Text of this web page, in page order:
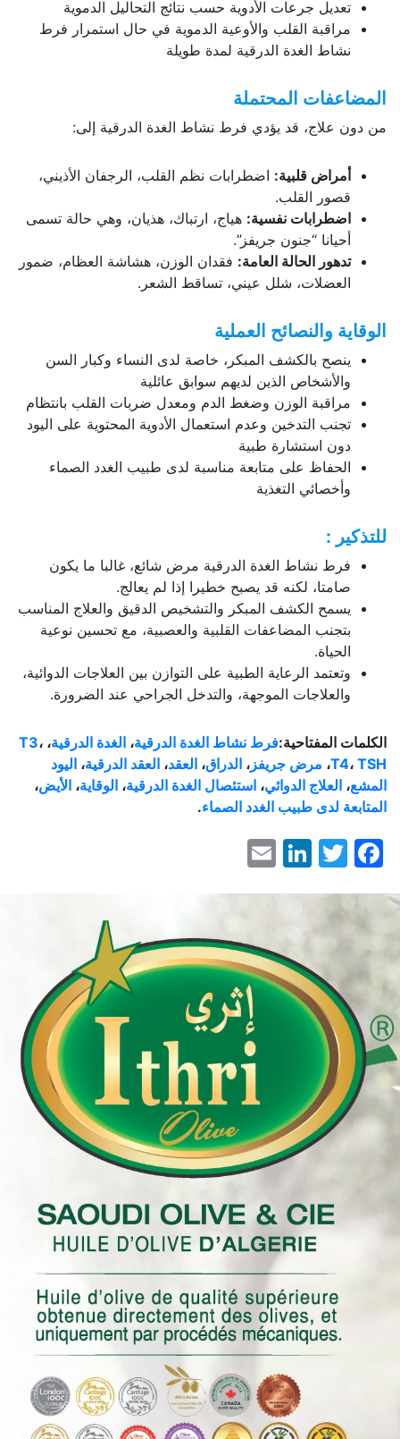
تعديل جرعات الأدوية حسب نتائج التحاليل الدموية
مراقبة القلب والأوعية الدموية في حال استمرار فرط
نشاط الغدة الدرقية لمدة طويلة
المضاعفات المحتملة
من دون علاج، قد يؤدي فرط نشاط الغدة الدرقية إلى:
أمراض قلبية: اضطرابات نظم القلب، الرجفان الأذيني،
قصور القلب.
اضطرابات نفسية: هياج، ارتباك، هذيان، وهي حالة تسمى
أحيانا “جنون جريفز”.
تدهور الحالة العامة: فقدان الوزن، هشاشة العظام، ضمور
العضلات، شلل عيني، تساقط الشعر.
الوقاية والنصائح العملية
ينصح بالكشف المبكر، خاصة لدى النساء وكبار السن
والأشخاص الذين لديهم سوابق عائلية
مراقبة الوزن وضغط الدم ومعدل ضربات القلب بانتظام
تجنب التدخين وعدم استعمال الأدوية المحتوية على اليود
دون استشارة طبية
الحفاظ على متابعة مناسبة لدى طبيب الغدد الصماء
وأخصائي التغذية
للتذكير :
فرط نشاط الغدة الدرقية مرض شائع، غالبا ما يكون
صامتا، لكنه قد يصبح خطيرا إذا لم يعالج.
يسمح الكشف المبكر والتشخيص الدقيق والعلاج المناسب
بتجنب المضاعفات القلبية والعصبية، مع تحسين نوعية
الحياة.
وتعتمد الرعاية الطبية على التوازن بين العلاجات الدوائية،
والعلاجات الموجهة، والتدخل الجراحي عند الضرورة.
الكلمات المفتاحية:فرط نشاط الغدة الدرقية، الغدة الدرقية، T3،
T4، TSH ، مرض جريفز ، الدراق، العقد، العقد الدرقية، اليود
المشع، العلاج الدوائي، استئصال الغدة الدرقية، الوقاية، الأيض،
المتابعة لدى طبيب الغدد الصماء.
Facebook
Twitter
LinkedIn